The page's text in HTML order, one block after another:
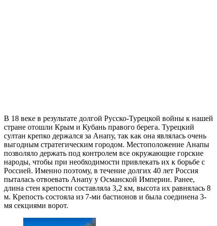
В 18 веке в результате долгой Русско-Турецкой войны к нашей
стране отошли Крым и Кубань правого берега. Турецкий
султан крепко держался за Анапу, так как она являлась очень
выгодным стратегическим городом. Местоположение Анапы
позволяло держать под контролем все окружающие горские
народы, чтобы при необходимости привлекать их к борьбе с
Россией. Именно поэтому, в течение долгих 40 лет Россия
пыталась отвоевать Анапу у Османской Империи. Ранее,
длина стен крепости составляла 3,2 км, высота их равнялась 8
м. Крепость состояла из 7-ми бастионов и была соединена 3-
мя секциями ворот.